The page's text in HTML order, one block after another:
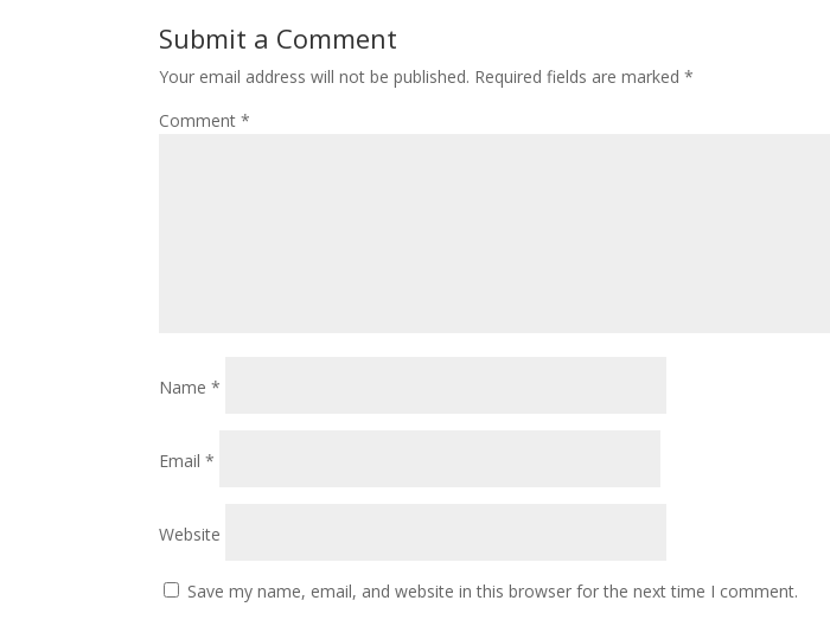
Submit a Comment
Your email address will not be published. Required fields are marked*
Comment*
Name*
Email*
Website
Save my name, email, and website in this browser for the next time I comment.